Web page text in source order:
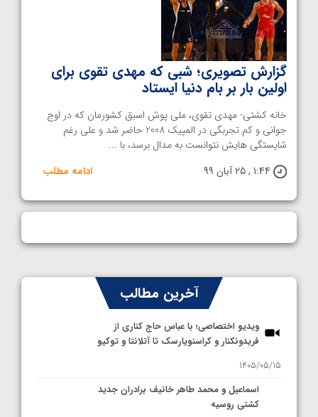
گزارش تصویری؛ شبی که مهدی تقوی برای
اولین بار بر بام دنیا ایستاد
خانه کشتی- مهدی تقوی، ملی پوش اسبق کشورمان که در اوج
جوانی و کم تجربگی در المپیک 2008 حاضر شد و علی رغم
شایستگی هایش نتوانست به مدال برسد، با ...
1:44 , 25 آبان 99
ادامه مطلب
آخرین مطالب
ویدیو اختصاصی؛ با عباس حاج کناری از
فریدونکنار و کراسنویارسک تا آتلانتا و توکیو
1405/05/15
اسماعیل و محمد طاهر خانیف برادران جدید
کشتی روسیه